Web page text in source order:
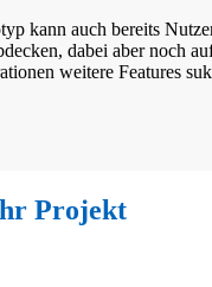
kann auch bereits
dabei aber noch
weitere Features
Projekt